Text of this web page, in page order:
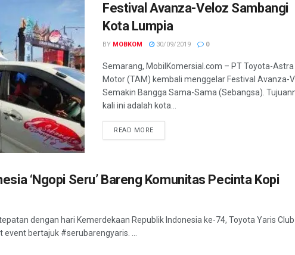
Festival Avanza-Veloz Sambangi
Kota Lumpia
BY MOBKOM 30/09/2019 0
Semarang, MobilKomersial.com – PT Toyota-Astra
Motor (TAM) kembali menggelar Festival Avanza-
Semakin Bangga Sama-Sama (Sebangsa).
kali ini adalah kota...
READ MORE
‘Ngopi Seru’ Bareng Komunitas Pecinta Kopi
dengan hari Kemerdekaan Republik Indonesia ke-74, Toyota Yaris Club
bertajuk #serubarengyaris. ...